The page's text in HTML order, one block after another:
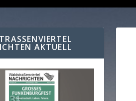
N
AKTUELL